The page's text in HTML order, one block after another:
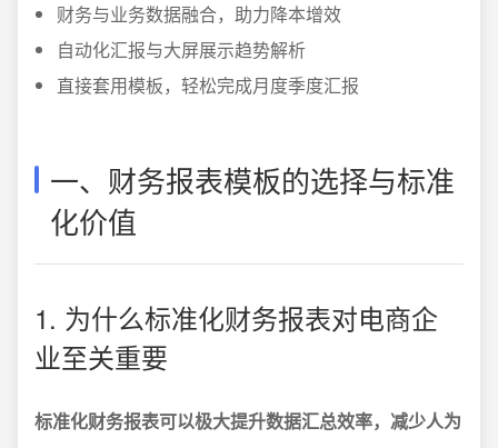
财务与业务数据融合，助力降本增效
自动化汇报与大屏展示趋势解析
直接套用模板，轻松完成月度季度汇报
一、财务报表模板的选择与标准
化价值
1. 为什么标准化财务报表对电商企
业至关重要
标准化财务报表可以极大提升数据汇总效率，减少人为